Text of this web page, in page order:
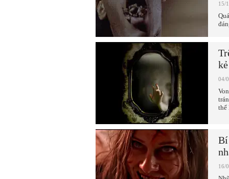
15/
04/
thể
Bí
16/